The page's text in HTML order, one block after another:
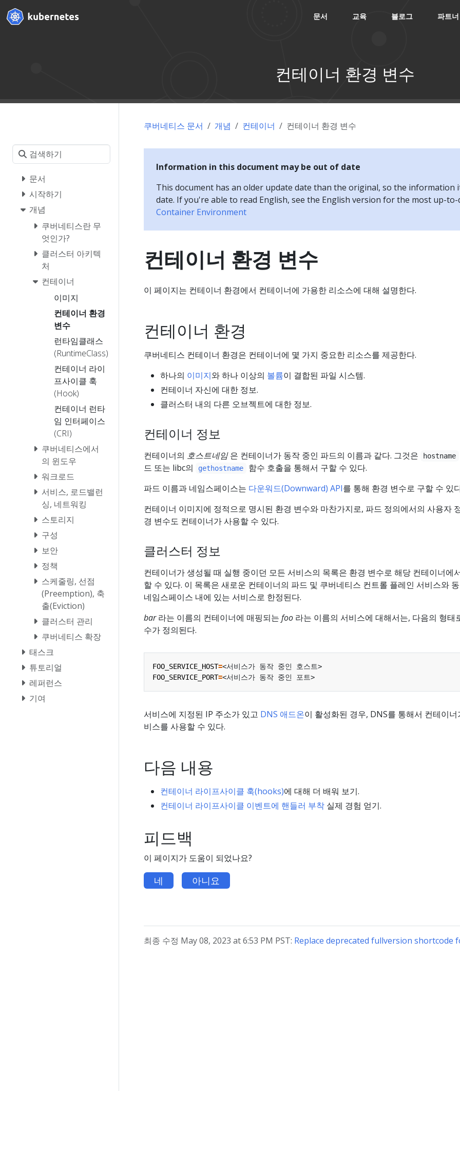
문서 교육 블로그 파트너
컨테이너 환경 변수
문서
시작하기
개념
쿠버네티스란 무
엇인가?
클러스터 아키텍
처
컨테이너
이미지
컨테이너 환경
변수
런타임클래스
(RuntimeClass)
컨테이너 라이
프사이클 훅
(Hook)
컨테이너 런타
임 인터페이스
(CRI)
쿠버네티스에서
의 윈도우
워크로드
서비스, 로드밸런
싱, 네트워킹
스토리지
구성
보안
정책
스케줄링, 선점
(Preemption), 축
출(Eviction)
클러스터 관리
쿠버네티스 확장
태스크
튜토리얼
레퍼런스
기여
쿠버네티스 문서 개념 컨테이너 컨테이너 환경 변수
Information in this document may be out of date
This document has an older update date than the original, so the information
date. If you're able to read English, see the English version for the most up-
Container Environment
컨테이너 환경 변수
이 페이지는 컨테이너 환경에서 컨테이너에 가용한 리소스에 대해 설명한다.
컨테이너 환경
쿠버네티스 컨테이너 환경은 컨테이너에 몇 가지 중요한 리소스를 제공한다.
하나의 이미지와 하나 이상의 볼륨이 결합된 파일 시스템.
컨테이너 자신에 대한 정보.
클러스터 내의 다른 오브젝트에 대한 정보.
컨테이너 정보
컨테이너의 호스트네임은 컨테이너가 동작 중인 파드의 이름과 같다. 그것은 hostname
드 또는 libc의
gethostname
함수 호출을 통해서 구할 수 있다.
파드 이름과 네임스페이스는 다운워드(Downward) API를 통해 환경 변수로 구할 수 있
컨테이너 이미지에 정적으로 명시된 환경 변수와 마찬가지로, 파드 정의에서의 사용자
경 변수도 컨테이너가 사용할 수 있다.
클러스터 정보
컨테이너가 생성될 때 실행 중이던 모든 서비스의 목록은 환경 변수로 해당 컨테이너에
할 수 있다. 이 목록은 새로운 컨테이너의 파드 및 쿠버네티스 컨트롤 플레인 서비스와
네임스페이스 내에 있는 서비스로 한정된다.
bar라는 이름의 컨테이너에 매핑되는 foo 라는 이름의 서비스에 대해서는, 다음의 형태
수가 정의된다.
FOO_SERVICE_HOST=
FOO_SERVICE_PORT=
서비스에 지정된 IP 주소가 있고 DNS 애드온이 활성화된 경우, DNS를 통해서 컨테이너
비스를 사용할 수 있다.
다음 내용
컨테이너 라이프사이클 훅(hooks)에 대해 더 배워 보기.
컨테이너 라이프사이클 이벤트에 핸들러 부착 실제 경험 얻기.
피드백
이 페이지가 도움이 되었나요?
네 아니요
최종 수정 May 08, 2023 at 6:53 PM PST: Replace deprecated fullversion shortcode